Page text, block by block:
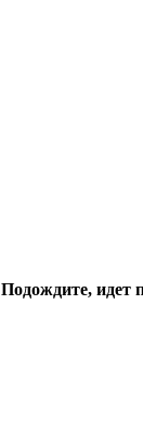
Подождите, идет